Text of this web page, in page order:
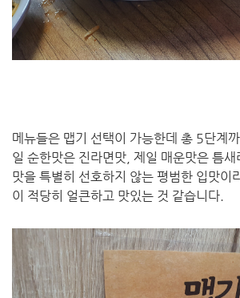
메뉴들은 맵기 선택이 가능한데 총 5단계
일 순한맛은 진라면맛, 제일 매운맛은 틈
맛을 특별히 선호하지 않는 평범한 입맛이
이 적당히 얼큰하고 맛있는 것 같습니다.